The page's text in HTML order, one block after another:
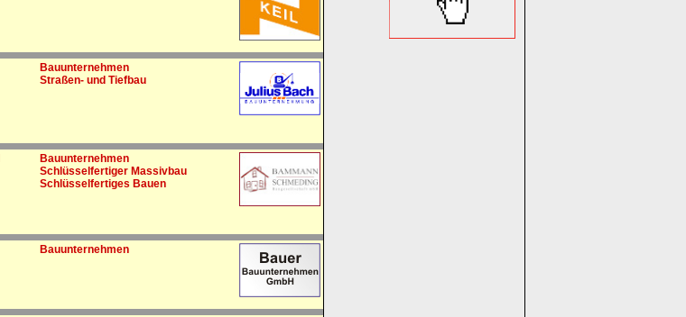
Bauunternehmen
Straßen- und Tiefbau
Bauunternehmen
Schlüsselfertiger Massivbau
Schlüsselfertiges Bauen
Bauunternehmen